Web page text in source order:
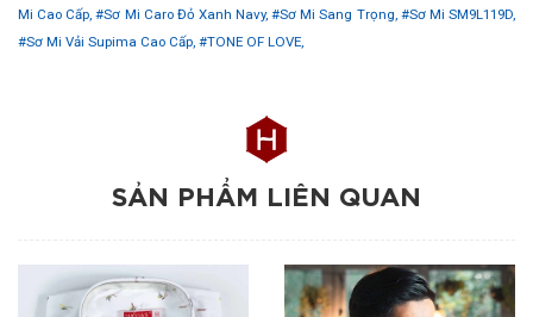
Mi Cao Cấp,#Sơ Mi Caro Đỏ Xanh Navy,#Sơ Mi Sang Trọng, #Sơ Mi SM9L119D,
#Sơ Mi Vải Supima Cao Cấp, #TONE OF LOVE,
SẢN PHẨM LIÊN QUAN